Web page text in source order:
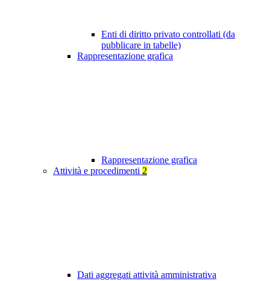
Enti di diritto privato controllati (da
pubblicare in tabelle)
Rappresentazione grafica
Rappresentazione grafica
Attività e procedimenti 2
Dati aggregati attività amministrativa